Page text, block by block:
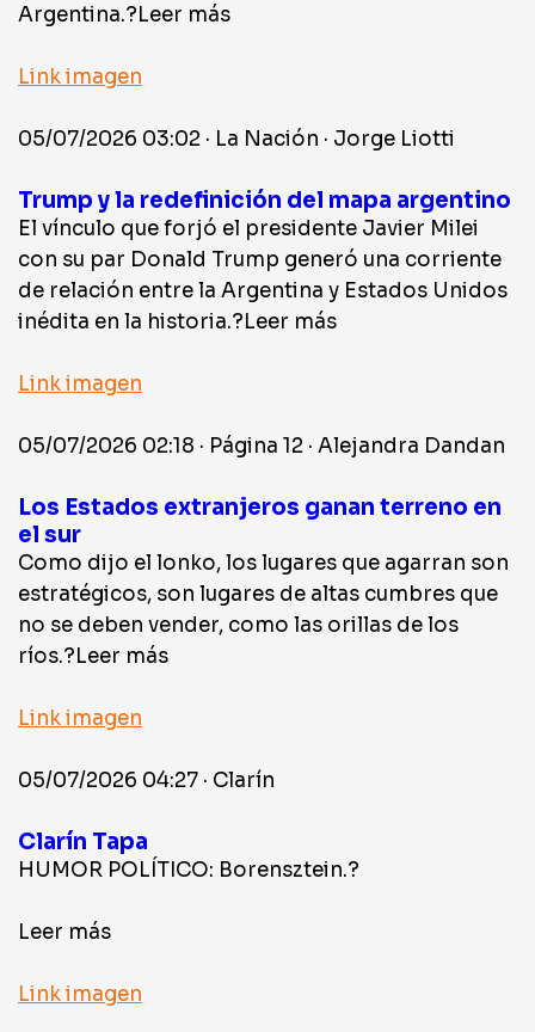
Argentina.?Leer más
Link imagen
05/07/2026 03:02 · La Nación · Jorge Liotti
Trump y la redefinición del mapa argentino
El vínculo que forjó el presidente Javier Milei
con su par Donald Trump generó una corriente
de relación entre la Argentina y Estados Unidos
inédita en la historia.?Leer más
Link imagen
05/07/2026 02:18 · Página 12 · Alejandra Dandan
Los Estados extranjeros ganan terreno en
el sur
Como dijo el lonko, los lugares que agarran son
estratégicos, son lugares de altas cumbres que
no se deben vender, como las orillas de los
ríos.?Leer más
Link imagen
05/07/2026 04:27 · Clarín
Clarín Tapa
HUMOR POLÍTICO: Borensztein.?
Leer más
Link imagen